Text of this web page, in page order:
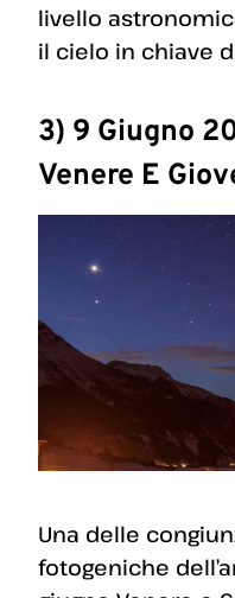
livello
il cielo in chiave
3) 9 Giugno
Venere E
Una delle
fotogeniche